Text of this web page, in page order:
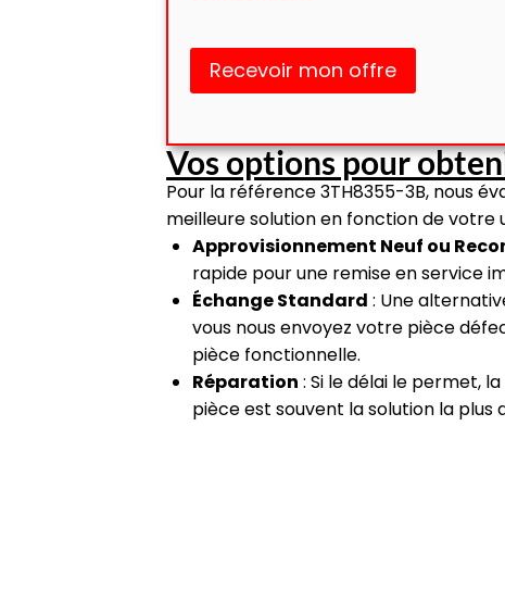
Recevoir mon offre
Vos options pour
Pour la référence 3TH8355-3B, nous
meilleure solution en fonction de
Approvisionnement Neuf ou
rapide pour une remise en service
Échange Standard : Une
vous nous envoyez votre pièce
pièce fonctionnelle.
Réparation : Si le délai le permet,
pièce est souvent la solution la plus